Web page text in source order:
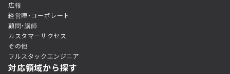
広報
経営陣・コーポレート
顧問・講師
カスタマーサクセス
その他
フルスタックエンジニア
対応領域から探す